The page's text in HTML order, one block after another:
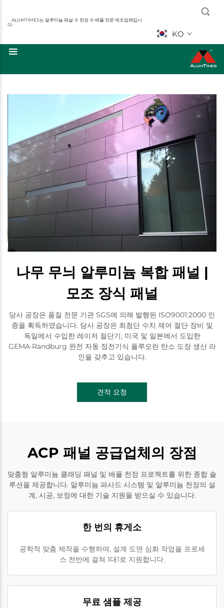
ALUMTIMES는 알루미늄 패널 ※ 천장 ※ 배플 전문 제조업체입니
다.
KO
나무 무늬 알루미늄 복합 패널 |
모조 장식 패널
당사 공장은 품질 전문 기관 SGS에 의해 발행된 ISO9001:2000 인
증을 획득하였습니다. 당사 공장은 최첨단 수치 제어 절단 장비 및
독일에서 수입한 레이저 절단기, 미국 및 일본에서 도입한
GEMA·Randburg 완전 자동 정전기식 플루오린 탄소 도장 생산 라
인을 갖추고 있습니다.
견적 요청
ACP 패널 공급업체의 장점
맞춤형 알루미늄 클래딩 패널 및 배플 천장 프로젝트를 위한 종합 솔
루션을 제공합니다. 알루미늄 파사드 시스템 및 알루미늄 천장의 설
계, 시공, 보정에 대한 기술 지원을 받으실 수 있습니다.
한 번의 휴게소
공학적 맞춤 제작을 수행하며, 설계 도면 심화 작업을 프로세
스 전반에 걸쳐 1대1로 지원합니다.
무료 샘플 제공